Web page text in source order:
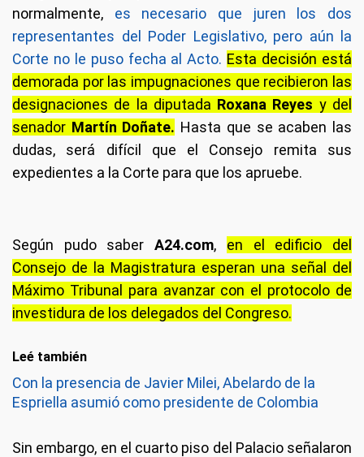
normalmente, es necesario que juren los dos
representantes del Poder Legislativo, pero aún la
Corte no le puso fecha al Acto. Esta decisión está
demorada por las impugnaciones que recibieron las
designaciones de la diputada Roxana Reyes y del
senador Martín Doñate. Hasta que se acaben las
dudas, será difícil que el Consejo remita sus
expedientes a la Corte para que los apruebe.
Según pudo saberA24.com, en el edificio del
Consejo de la Magistratura esperan una señal del
Máximo Tribunal para avanzar con el protocolo de
investidura de los delegados del Congreso.
Leé también
Con la presencia de Javier Milei, Abelardo de la
Espriella asumió como presidente de Colombia
Sin embargo, en el cuarto piso del Palacio señalaron